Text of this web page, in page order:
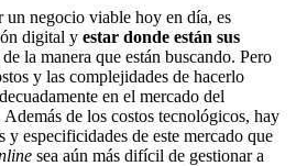
un negocio viable hoy en día, es
digital y estar donde están sus
la manera que están buscando. Pero
y las complejidades de hacerlo
en el mercado del
Además de los costos tecnológicos, hay
y especificidades de este mercado que
sea aún más difícil de gestionar a